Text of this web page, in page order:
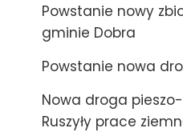
Powstanie nowy
gminie Dobra
Powstanie nowa
Nowa droga
Ruszyły prace